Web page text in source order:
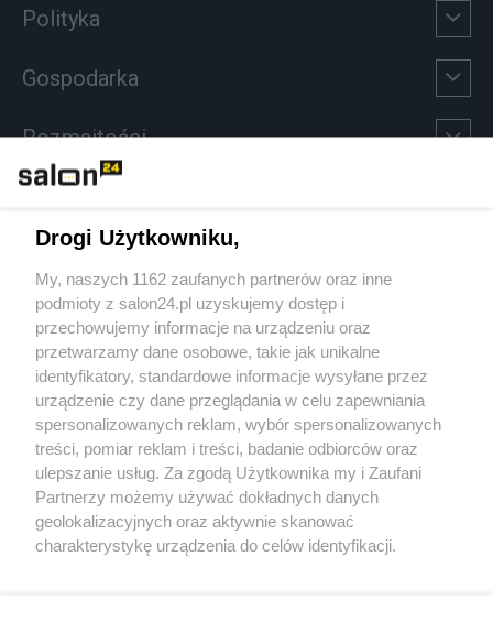
Polityka
Gospodarka
Rozmaitości
Sport
Społeczeństwo
Kultura
X Facebook Instagram Youtube
Drogi Użytkowniku,
My, naszych 1162 zaufanych partnerów oraz inne
podmioty z salon24.pl uzyskujemy dostęp i
przechowujemy informacje na urządzeniu oraz
przetwarzamy dane osobowe, takie jak unikalne
identyfikatory, standardowe informacje wysyłane przez
urządzenie czy dane przeglądania w celu zapewniania
spersonalizowanych reklam, wybór spersonalizowanych
treści, pomiar reklam i treści, badanie odbiorców oraz
ulepszanie usług. Za zgodą Użytkownika my i Zaufani
Partnerzy możemy używać dokładnych danych
geolokalizacyjnych oraz aktywnie skanować
charakterystykę urządzenia do celów identyfikacji.